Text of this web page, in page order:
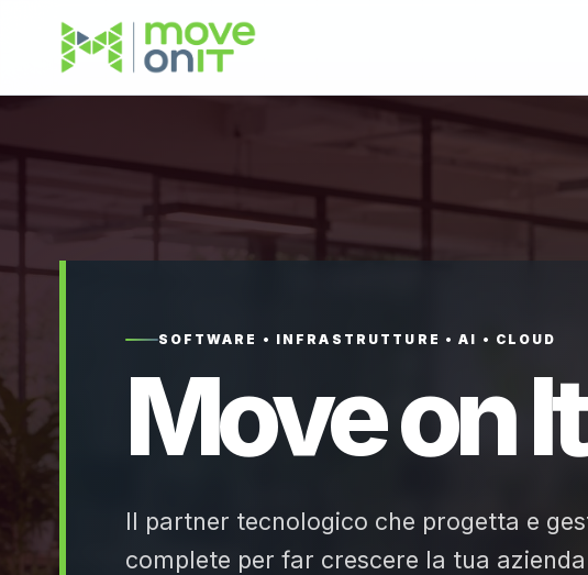
SOFTWARE • INFRASTRUTTURE • AI • CLOUD
Move on It
Il partner tecnologico che progetta e
complete per far crescere la tua